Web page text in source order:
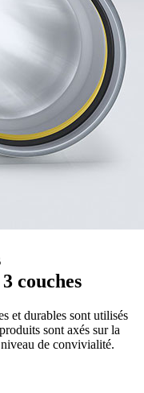
couches
et durables sont utilisés
sont axés sur la
de convivialité.